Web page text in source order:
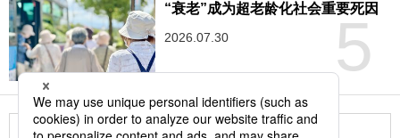
5
“衰老”成为超老龄化社会重要死因
2026.07.30